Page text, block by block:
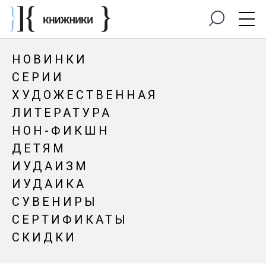
НОВИНКИ
СЕРИИ
ХУДОЖЕСТВЕННАЯ
ЛИТЕРАТУРА
НОН-ФИКШН
ДЕТЯМ
ИУДАИЗМ
ИУДАИКА
СУВЕНИРЫ
СЕРТИФИКАТЫ
СКИДКИ